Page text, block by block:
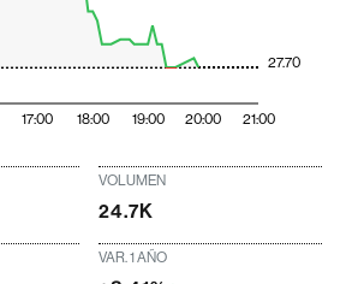
17:00 18:00 19:00 20:00 21:00
27.70
VOLUMEN
24.7K
VAR. 1 AÑO